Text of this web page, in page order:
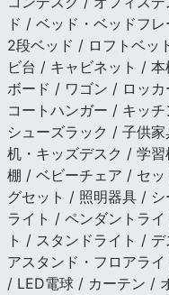
ド / ベッド・ベッドフ
2段ベッド / ロフトベッ
ビ台 / キャビネット /
ボード / ワゴン / ロッカ
コートハンガー / キッ
シューズラック / 子供
机・キッズデスク / 学
棚 / ベビーチェア / セ
グセット / 照明器具 /
ライト / ペンダントラ
ト / スタンドライト /
アスタンド・フロアラ
/ LED電球 / カーテン /